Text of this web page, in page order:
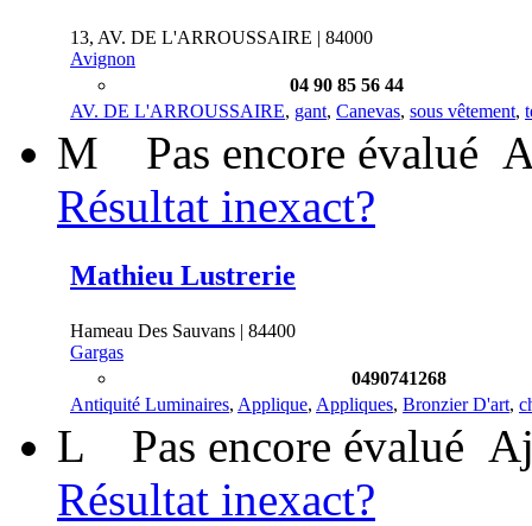
13, AV. DE L'ARROUSSAIRE | 84000
Avignon
04 90 85 56 44
AV. DE L'ARROUSSAIRE, gant, Canevas, sous vêtement,
M Pas encore évalué
Résultat inexact?
Mathieu Lustrerie
Hameau Des Sauvans | 84400
Gargas
0490741268
Antiquité Luminaires, Applique, Appliques, Bronzier D'art,
L Pas encore évalué
Résultat inexact?